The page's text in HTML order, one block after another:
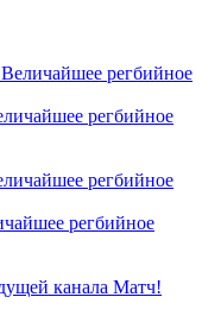
регбийное
регбийное